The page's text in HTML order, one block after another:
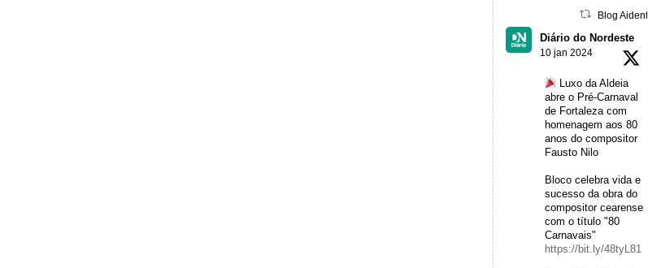
Blog Aidentu
Diário do Nordeste
10 jan 2024
Luxo da Aldeia
abre o Pré-Carnaval
de Fortaleza com
homenagem aos 80
anos do compositor
Fausto Nilo
Bloco celebra vida e
sucesso da obra do
compositor cearense
com o título "80
Carnavais"
https://bit.ly/48tyL81